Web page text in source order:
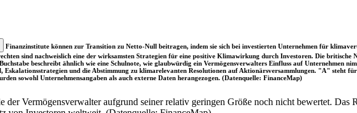
Finanzinstitute können zur Transition zu Netto-Null beitragen, indem sie sich bei investierten Unternehmen für
sind nachweislich eine der wirksamsten Strategien für eine positive Klimawirkung durch Investoren. Die
beschreibt ähnlich wie eine Schulnote, wie glaubwürdig ein Vermögensverwalters Einfluss auf Unternehmen
Eskalationsstrategien und die Abstimmung zu klimarelevanten Resolutionen auf Aktionärsversammlungen. "A" steht
sowohl Unternehmensangaben als auch externe Daten herangezogen. (Datenquelle: FinanceMap)
der Vermögensverwalter aufgrund seiner relativ geringen Größe noch nicht bewertet.